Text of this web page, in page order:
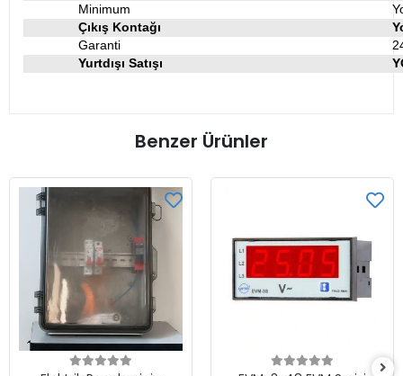
Minimum
Çıkış Kontağı
Garanti
Yurtdışı Satışı
Benzer Ürünler